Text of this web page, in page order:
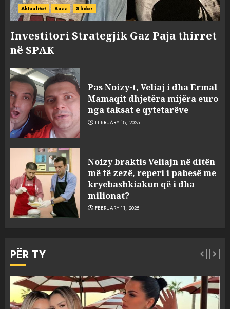
Aktualitet Buzz Slider
Investitori Strategjik Gaz Paja thirret
në SPAK
Pas Noizy-t, Veliaj i dha Ermal
Mamaqit dhjetëra mijëra euro
nga taksat e qytetarëve
FEBRUARY 18, 2025
Noizy braktis Veliajn në ditën
më të zezë, reperi i pabesë me
kryebashkiakun që i dha
milionat?
FEBRUARY 11, 2025
PËR TY
3
sulmuan “One Albania”,
ngjarja u fsheh. A u vodhën
serverat?
MARCH 25, 2025
4 MARCH 25, 2025